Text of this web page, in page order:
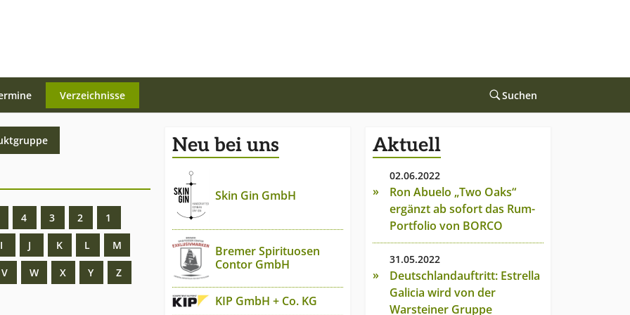
Verzeichnisse Suchen
4 3 2 1
I J K L M
V W X Y Z
Neu bei uns
Skin Gin GmbH
Bremer Spirituosen
Contor GmbH
KIP GmbH + Co. KG
Aktuell
02.06.2022
Ron Abuelo „Two Oaks“
ergänzt ab sofort das Rum-
Portfolio von BORCO
31.05.2022
Deutschlandauftritt: Estrella
Galicia wird von der
Warsteiner Gruppe